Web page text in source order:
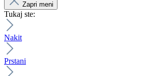
Zapri meni
Tukaj ste:
Nakit
Prstani